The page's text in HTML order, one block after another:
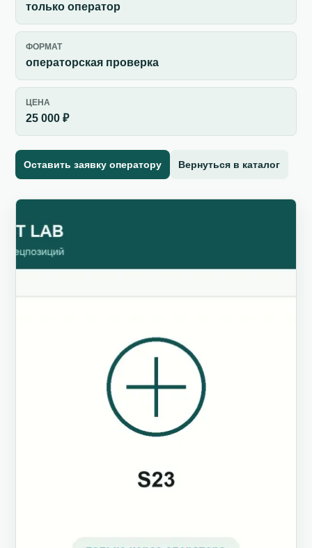
только оператор
ФОРМАТ
операторская проверка
ЦЕНА
25 000 ₽
Оставить заявку оператору Вернуться в каталог